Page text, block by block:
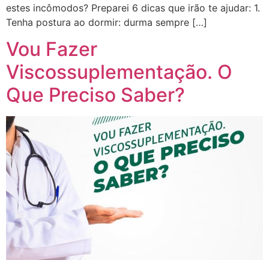
estes incômodos? Preparei 6 dicas que irão te ajudar: 1.
Tenha postura ao dormir: durma sempre […]
Vou Fazer
Viscossuplementação. O
Que Preciso Saber?